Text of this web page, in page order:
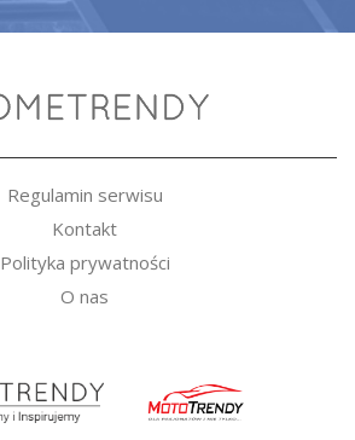
Regulamin serwisu
Kontakt
Polityka prywatności
O nas